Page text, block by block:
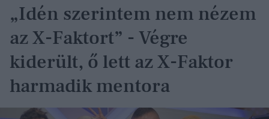
„Idén szerintem nem nézem
az X-Faktort” - Végre
kiderült, ő lett az X-Faktor
harmadik mentora